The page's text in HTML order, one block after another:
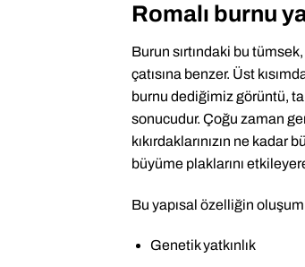
Romalı burnu
Burun sırtındaki bu
çatısına benzer. Üst
burnu dediğimiz görüntü,
sonucudur. Çoğu zaman
kıkırdaklarınızın ne
büyüme plaklarını
Bu yapısal özelliğin
Genetik yatkınlık